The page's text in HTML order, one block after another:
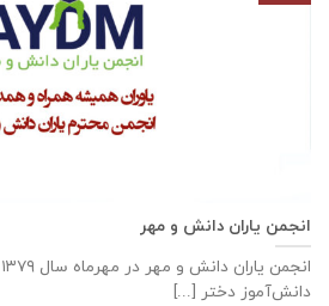
انجمن یاران دانش و مهر
دانش‌آموز دختر [...]